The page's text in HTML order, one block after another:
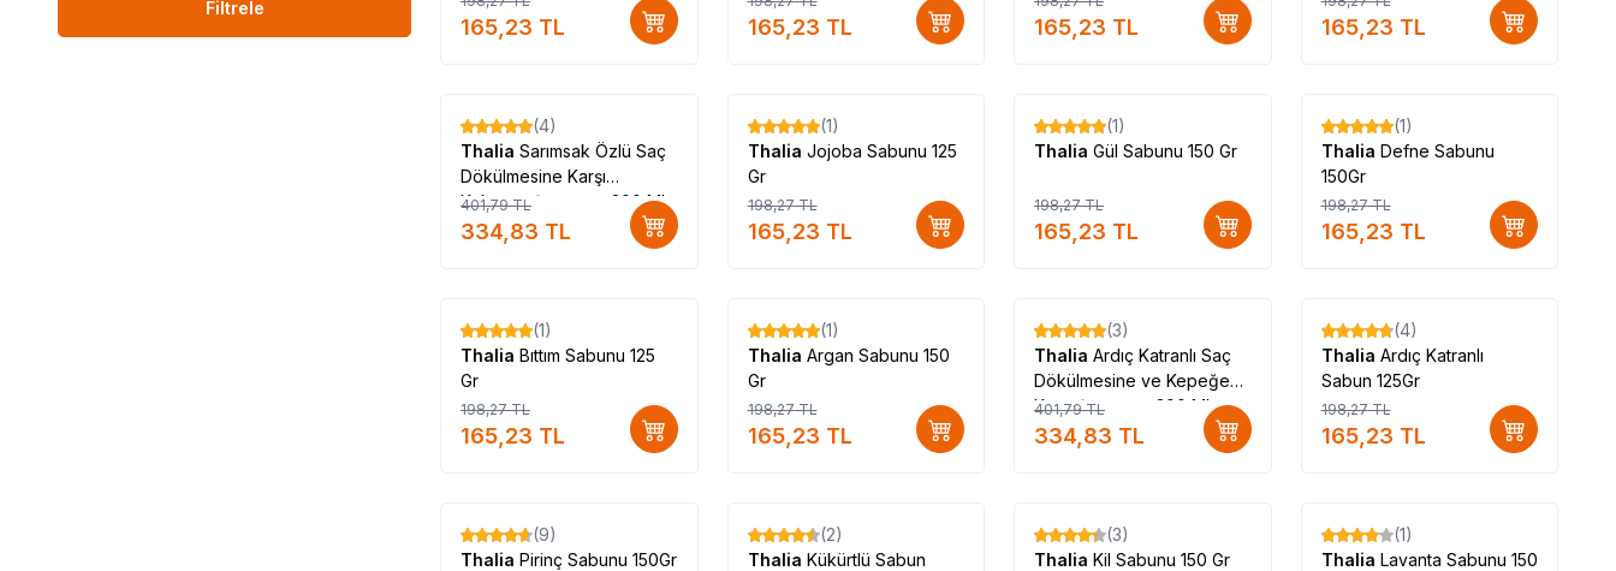
Filtrele #Thalia_markası_satan #Thalia_markası_ürünleri_satan #Thalia_marka_ürünleri_satan #Thalia_marka_ürünleri_satan_yer #Thalia_marka_ürünleri_nerde_satılır #Thalia_satışı #Thalia_satan #Thalia_satan_yer #Thalia_nerde_satılır #Thalia_nerde_alınır #Thalia_faydaları
#Thalia_kullanımı #Thalia_faydalı_mı #Thalia_faydaları_ve_kullanımı
165,23 TL 165,23 TL 165,23 TL 165,23 TL
%17
(4)
Thalia Sarımsak Özlü Saç
Dökülmesine Karşı
Kokusuz Şampuan 300 ML
401,79TL
334,83 TL
%17
(1)
Thalia Jojoba Sabunu 125
Gr
198,27TL
165,23 TL
%17
(1)
Thalia Gül Sabunu 150 Gr
198,27TL
165,23 TL
%17
(1)
Thalia Defne Sabunu
150Gr
198,27TL
165,23 TL
%17
(1)
Thalia Bıttım Sabunu 125
Gr
198,27TL
165,23 TL
%17
(1)
Thalia Argan Sabunu 150
Gr
198,27TL
165,23 TL
%17
(3)
Thalia Ardıç Katranlı Saç
Dökülmesine ve Kepeğe
Karşı Şampuan 300 ML
401,79TL
334,83 TL
%17
(4)
Thalia Ardıç Katranlı
Sabun 125Gr
198,27TL
165,23 TL
%17
(9)
Thalia Pirinç Sabunu 150Gr
%17
(2)
Thalia Kükürtlü Sabun
%17
(3)
Thalia Kil Sabunu 150 Gr
%17
(1)
Thalia Lavanta Sabunu 150